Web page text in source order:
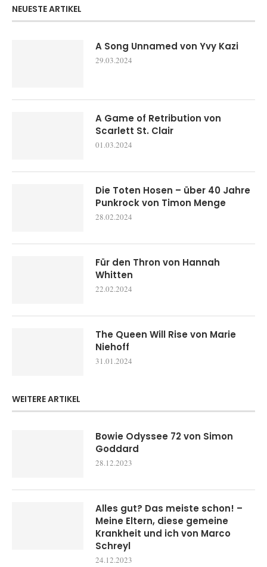
NEUESTE ARTIKEL
A Song Unnamed von Yvy Kazi
29.03.2024
A Game of Retribution von
Scarlett St. Clair
01.03.2024
Die Toten Hosen – über 40 Jahre
Punkrock von Timon Menge
28.02.2024
Für den Thron von Hannah
Whitten
22.02.2024
The Queen Will Rise von Marie
Niehoff
31.01.2024
WEITERE ARTIKEL
Bowie Odyssee 72 von Simon
Goddard
28.12.2023
Alles gut? Das meiste schon! –
Meine Eltern, diese gemeine
Krankheit und ich von Marco
Schreyl
24.12.2023